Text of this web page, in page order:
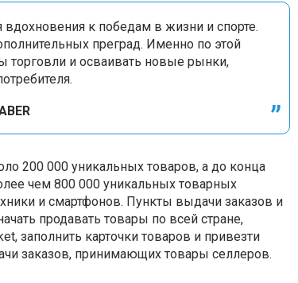
к победам в жизни и спорте.
преград. Именно по этой
торговли и осваивать новые рынки,
200 000 уникальных товаров, а до конца
чем 800 000 уникальных товарных
и смартфонов. Пункты выдачи заказов и
продавать товары по всей стране,
заполнить карточки товаров и привезти
заказов, принимающих товары селлеров.